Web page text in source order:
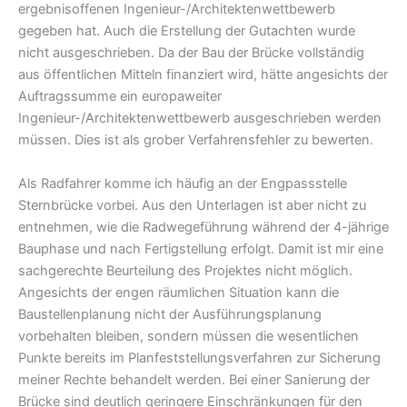
ergebnisoffenen Ingenieur-/Architektenwettbewerb
gegeben hat. Auch die Erstellung der Gutachten wurde
nicht ausgeschrieben. Da der Bau der Brücke vollständig
aus öffentlichen Mitteln finanziert wird, hätte angesichts der
Auftragssumme ein europaweiter
Ingenieur-/Architektenwettbewerb ausgeschrieben werden
müssen. Dies ist als grober Verfahrensfehler zu bewerten.
Als Radfahrer komme ich häufig an der Engpassstelle
Sternbrücke vorbei. Aus den Unterlagen ist aber nicht zu
entnehmen, wie die Radwegeführung während der 4-jährige
Bauphase und nach Fertigstellung erfolgt. Damit ist mir eine
sachgerechte Beurteilung des Projektes nicht möglich.
Angesichts der engen räumlichen Situation kann die
Baustellenplanung nicht der Ausführungsplanung
vorbehalten bleiben, sondern müssen die wesentlichen
Punkte bereits im Planfeststellungsverfahren zur Sicherung
meiner Rechte behandelt werden. Bei einer Sanierung der
Brücke sind deutlich geringere Einschränkungen für den